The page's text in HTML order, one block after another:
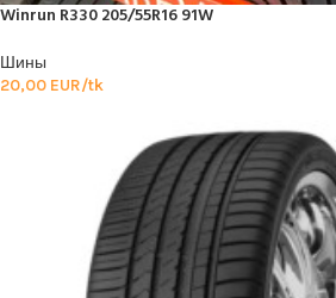
Winrun R330 205/55R16 91W
Шины
20,00 EUR/tk